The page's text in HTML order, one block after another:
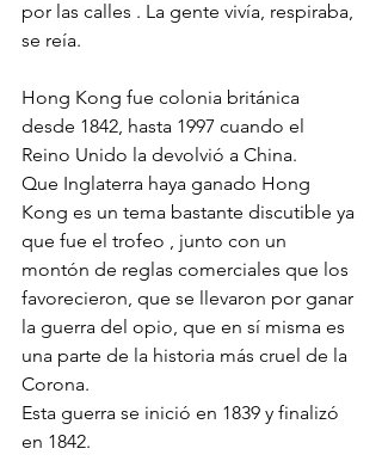
por las calles . La gente vivía, respiraba,
se reía.
Hong Kong fue colonia británica
desde 1842, hasta 1997 cuando el
Reino Unido la devolvió a China.
Que Inglaterra haya ganado Hong
Kong es un tema bastante discutible ya
que fue el trofeo , junto con un
montón de reglas comerciales que los
favorecieron, que se llevaron por ganar
la guerra del opio, que en sí misma es
una parte de la historia más cruel de la
Corona.
Esta guerra se inició en 1839 y finalizó
en 1842.